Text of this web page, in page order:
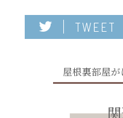
TWEET
屋根裏部屋